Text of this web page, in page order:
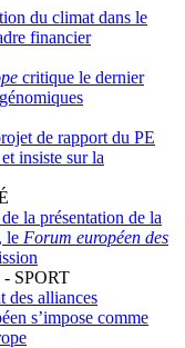
du climat dans le
financier
critique le dernier
de rapport du PE
insiste sur la
la présentation de la
le Forum européen des
SPORT
des alliances
s’impose comme